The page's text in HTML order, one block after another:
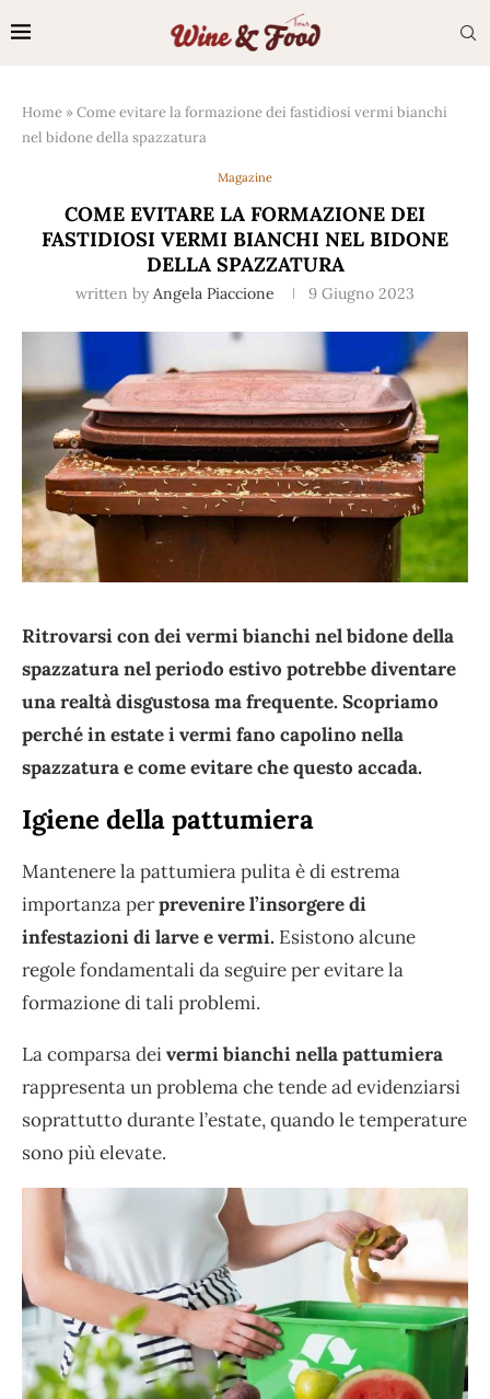
Home »Come evitare la formazione dei fastidiosi vermi bianchi
nel bidone della spazzatura
Magazine
COME EVITARE LA FORMAZIONE DEI
FASTIDIOSI VERMI BIANCHI NEL BIDONE
DELLA SPAZZATURA
written by Angela Piaccione 9 Giugno 2023
Ritrovarsi con dei vermi bianchi nel bidone della
spazzatura nel periodo estivo potrebbe diventare
una realtà disgustosa ma frequente. Scopriamo
perché in estate i vermi fano capolino nella
spazzatura e come evitare che questo accada.
Igiene della pattumiera
Mantenere la pattumiera pulita è di estrema
importanza perprevenire l’insorgere di
infestazioni di larve e vermi. Esistono alcune
regole fondamentali da seguire per evitare la
formazione di tali problemi.
La comparsa deivermi bianchi nella pattumiera
rappresenta un problema che tende ad evidenziarsi
soprattutto durante l’estate, quando le temperature
sono più elevate.